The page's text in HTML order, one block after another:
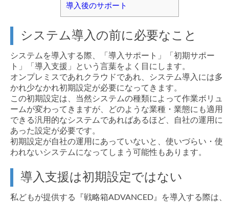
導入後のサポート
システム導入の前に必要なこと
システムを導入する際、「導入サポート」「初期サポー
ト」「導入支援」という言葉をよく目にします。
オンプレミスであれクラウドであれ、システム導入には多
かれ少なかれ初期設定が必要になってきます。
この初期設定は、当然システムの種類によって作業ボリュ
ームが変わってきますが、どのような業種・業態にも適用
できる汎用的なシステムであればあるほど、自社の運用に
あった設定が必要です。
初期設定が自社の運用にあっていないと、使いづらい・使
われないシステムになってしまう可能性もあります。
導入支援は初期設定ではない
私どもが提供する『戦略箱ADVANCED』を導入する際は、